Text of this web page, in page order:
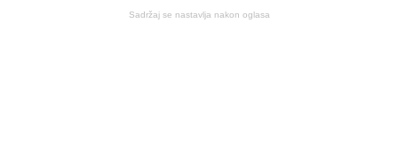
Sadržaj se nastavlja nakon oglasa